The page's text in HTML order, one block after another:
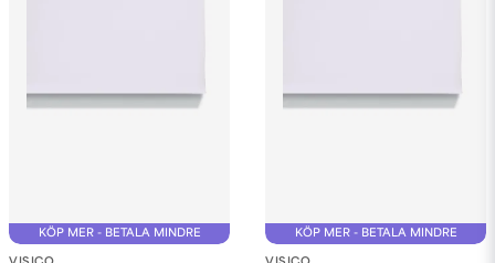
KÖP MER - BETALA MINDRE KÖP MER - BETALA MINDRE